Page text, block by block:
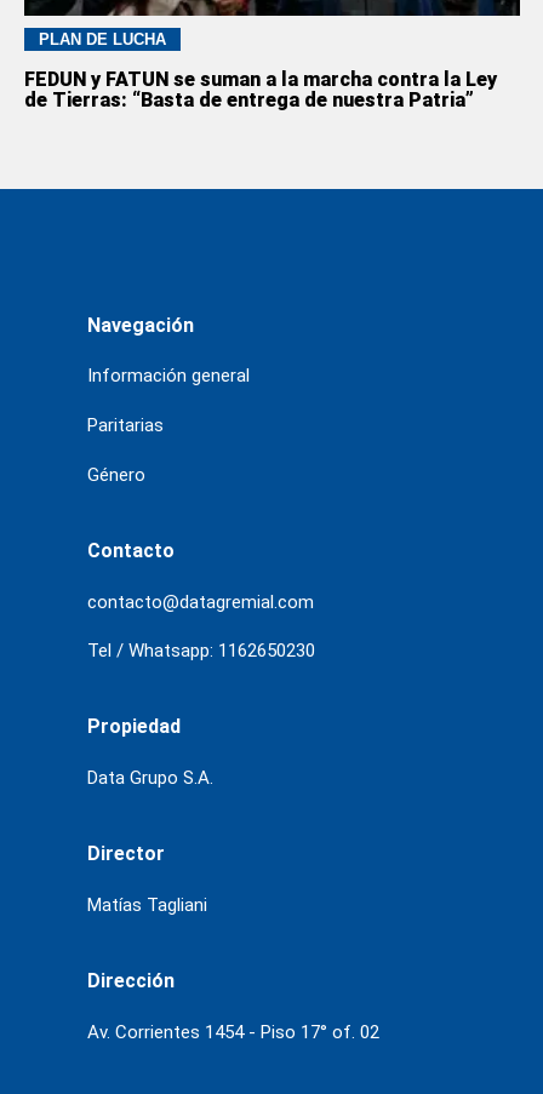
PLAN DE LUCHA
FEDUN y FATUN se suman a la marcha contra la Ley
de Tierras: “Basta de entrega de nuestra Patria”
Navegación
Información general
Paritarias
Género
Contacto
contacto@datagremial.com
Tel / Whatsapp: 1162650230
Propiedad
Data Grupo S.A.
Director
Matías Tagliani
Dirección
Av. Corrientes 1454 - Piso 17° of. 02